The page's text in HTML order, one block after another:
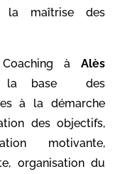
la maîtrise des
Coaching àAlès
la base des
à la démarche
des objectifs,
motivante,
organisation du